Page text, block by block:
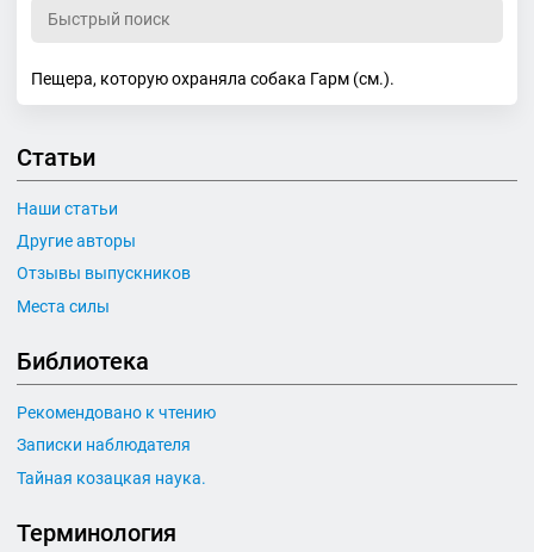
Пещера, которую охраняла собака Гарм (см.).
Статьи
Наши статьи
Другие авторы
Отзывы выпускников
Места силы
Библиотека
Рекомендовано к чтению
Записки наблюдателя
Тайная козацкая наука.
Терминология